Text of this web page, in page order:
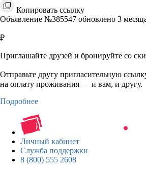
Копировать ссылку
Объявление №385547 обновлено 3
₽
Приглашайте друзей и бронируйте со
Отправьте другу пригласительную
на оплату проживания — и вам, и другу.
Подробнее
Личный кабинет
Служба поддержки
8 (800) 555 2608